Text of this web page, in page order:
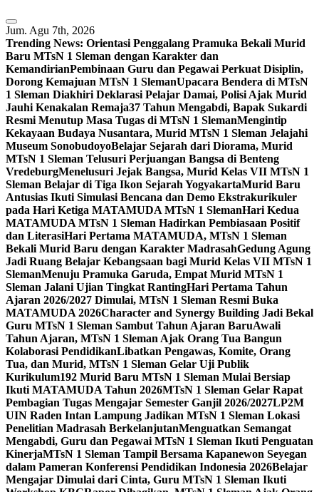
Jum. Agu 7th, 2026
Trending News: Orientasi Penggalang Pramuka Bekali Murid
Baru MTsN 1 Sleman dengan Karakter dan
KemandirianPembinaan Guru dan Pegawai Perkuat Disiplin,
Dorong Kemajuan MTsN 1 SlemanUpacara Bendera di MTsN
1 Sleman Diakhiri Deklarasi Pelajar Damai, Polisi Ajak Murid
Jauhi Kenakalan Remaja37 Tahun Mengabdi, Bapak Sukardi
Resmi Menutup Masa Tugas di MTsN 1 SlemanMengintip
Kekayaan Budaya Nusantara, Murid MTsN 1 Sleman Jelajahi
Museum SonobudoyoBelajar Sejarah dari Diorama, Murid
MTsN 1 Sleman Telusuri Perjuangan Bangsa di Benteng
VredeburgMenelusuri Jejak Bangsa, Murid Kelas VII MTsN 1
Sleman Belajar di Tiga Ikon Sejarah YogyakartaMurid Baru
Antusias Ikuti Simulasi Bencana dan Demo Ekstrakurikuler
pada Hari Ketiga MATAMUDA MTsN 1 SlemanHari Kedua
MATAMUDA MTsN 1 Sleman Hadirkan Pembiasaan Positif
dan LiterasiHari Pertama MATAMUDA, MTsN 1 Sleman
Bekali Murid Baru dengan Karakter MadrasahGedung Agung
Jadi Ruang Belajar Kebangsaan bagi Murid Kelas VII MTsN 1
SlemanMenuju Pramuka Garuda, Empat Murid MTsN 1
Sleman Jalani Ujian Tingkat RantingHari Pertama Tahun
Ajaran 2026/2027 Dimulai, MTsN 1 Sleman Resmi Buka
MATAMUDA 2026Character and Synergy Building Jadi Bekal
Guru MTsN 1 Sleman Sambut Tahun Ajaran BaruAwali
Tahun Ajaran, MTsN 1 Sleman Ajak Orang Tua Bangun
Kolaborasi PendidikanLibatkan Pengawas, Komite, Orang
Tua, dan Murid, MTsN 1 Sleman Gelar Uji Publik
Kurikulum192 Murid Baru MTsN 1 Sleman Mulai Bersiap
Ikuti MATAMUDA Tahun 2026MTsN 1 Sleman Gelar Rapat
Pembagian Tugas Mengajar Semester Ganjil 2026/2027LP2M
UIN Raden Intan Lampung Jadikan MTsN 1 Sleman Lokasi
Penelitian Madrasah BerkelanjutanMenguatkan Semangat
Mengabdi, Guru dan Pegawai MTsN 1 Sleman Ikuti Penguatan
KinerjaMTsN 1 Sleman Tampil Bersama Kapanewon Seyegan
dalam Pameran Konferensi Pendidikan Indonesia 2026Belajar
Mengajar Dimulai dari Cinta, Guru MTsN 1 Sleman Ikuti